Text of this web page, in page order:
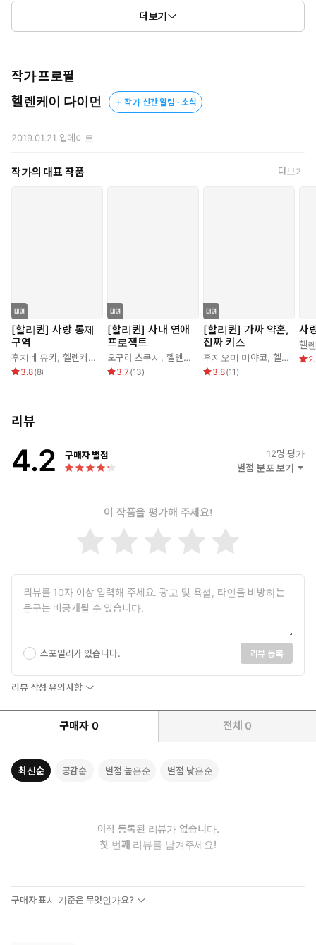
이 프로젝트는 과연 성공할 수 있을 것인가!
“이것 봐, 애비. 우린 서로 잘 지내야 하잖아.”
계속 그렇게 지내면 돼요.”
무심한 듯 태연한 어조였지만 스펜스는 파일을 잡고 있는 애비의 손
가 아니에요.”
“오해라고?”
실내의 공기가 그를 압박해 왔다.
“당신은 내 아버지와 키스하고 있었어!”
스펜스는 벽이 흔들릴 만큼 큰 소리로 비난했다. 곧이어 날 선 침묵
이 두 사람을 에워쌌다.
더보기
작가 프로필
헬렌케이 다이먼
작가 신간 알림 · 소식
2019.01.21 업데이트
작가의 대표 작품 더보기
[할리퀸] 사랑 통제
구역
후지네 유키 헬렌케이 다이먼
3.8(8)
[할리퀸] 사내 연애
프로젝트
오구라 츠쿠시 헬렌케이 다이먼
3.7 (13)
[할리퀸] 가짜 약혼,
진짜 키스
후지오미 미야코, 헬렌케이 다이먼
3.8(11 )
사
헬
리뷰
4.2 구매자 별점 12명 평가
별점 분포 보기
이 작품을 평가해 주세요!
스포일러가 있습니다. 리뷰 등록
리뷰 작성 유의사항
구매자 0 전체 0
최신순 공감순 별점 높은순 별점 낮은순
아직 등록된 리뷰가 없습니다.
첫 번째 리뷰를 남겨주세요!
구매자 표시 기준은 무엇인가요?